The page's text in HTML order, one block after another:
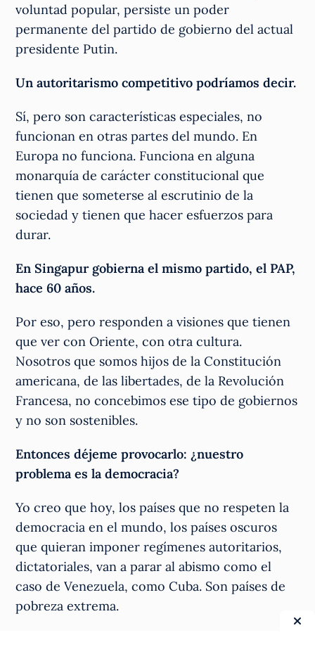
voluntad popular, persiste un poder
permanente del partido de gobierno del actual
presidente Putin.
Un autoritarismo competitivo podríamos decir.
Sí, pero son características especiales, no
funcionan en otras partes del mundo. En
Europa no funciona. Funciona en alguna
monarquía de carácter constitucional que
tienen que someterse al escrutinio de la
sociedad y tienen que hacer esfuerzos para
durar.
En Singapur gobierna el mismo partido, el PAP,
hace 60 años.
Por eso, pero responden a visiones que tienen
que ver con Oriente, con otra cultura.
Nosotros que somos hijos de la Constitución
americana, de las libertades, de la Revolución
Francesa, no concebimos ese tipo de gobiernos
y no son sostenibles.
Entonces déjeme provocarlo: ¿nuestro
problema es la democracia?
Yo creo que hoy, los países que no respeten la
democracia en el mundo, los países oscuros
que quieran imponer regímenes autoritarios,
dictatoriales, van a parar al abismo como el
caso de Venezuela, como Cuba. Son países de
pobreza extrema.